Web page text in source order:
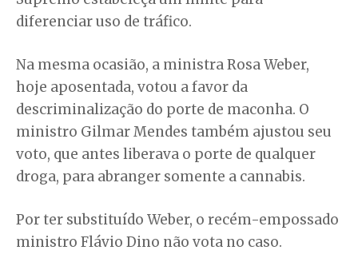
diferenciar uso de tráfico.
Na mesma ocasião, a ministra Rosa Weber,
hoje aposentada, votou a favor da
descriminalização do porte de maconha. O
ministro Gilmar Mendes também ajustou seu
voto, que antes liberava o porte de qualquer
droga, para abranger somente a cannabis.
Por ter substituído Weber, o recém-empossado
ministro Flávio Dino não vota no caso.